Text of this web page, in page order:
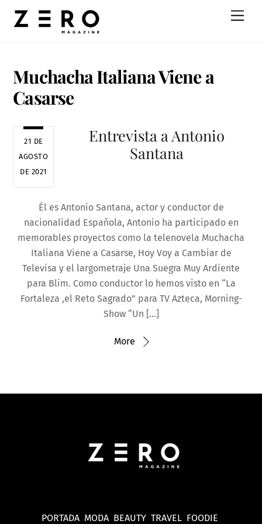
Muchacha Italiana Viene a
Casarse
21 DE
AGOSTO
DE 2021
Entrevista a Antonio
Santana
Él es Antonio Santana, actor y conductor de
nacionalidad Española, Antonio ha participado en
memorables proyectos como la telenovela Muchacha
Italiana Viene a Casarse, Hoy Voy a Cambiar de
Televisa y el largometraje Una Suegra Muy Ardiente
para Blim. Como conductor lo hemos visto en “La
Fortaleza ,el Reto Sagrado” para TV Azteca, Morning-
Show “Un […]
More
PORTADA MODA BEAUTY TRAVEL FOODIE